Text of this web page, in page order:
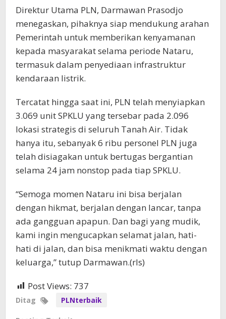
Direktur Utama PLN, Darmawan Prasodjo
menegaskan, pihaknya siap mendukung arahan
Pemerintah untuk memberikan kenyamanan
kepada masyarakat selama periode Nataru,
termasuk dalam penyediaan infrastruktur
kendaraan listrik.
Tercatat hingga saat ini, PLN telah menyiapkan
3.069 unit SPKLU yang tersebar pada 2.096
lokasi strategis di seluruh Tanah Air. Tidak
hanya itu, sebanyak 6 ribu personel PLN juga
telah disiagakan untuk bertugas bergantian
selama 24 jam nonstop pada tiap SPKLU.
“Semoga momen Nataru ini bisa berjalan
dengan hikmat, berjalan dengan lancar, tanpa
ada gangguan apapun. Dan bagi yang mudik,
kami ingin mengucapkan selamat jalan, hati-
hati di jalan, dan bisa menikmati waktu dengan
keluarga,” tutup Darmawan.(rls)
Post Views: 737
Ditag PLNterbaik